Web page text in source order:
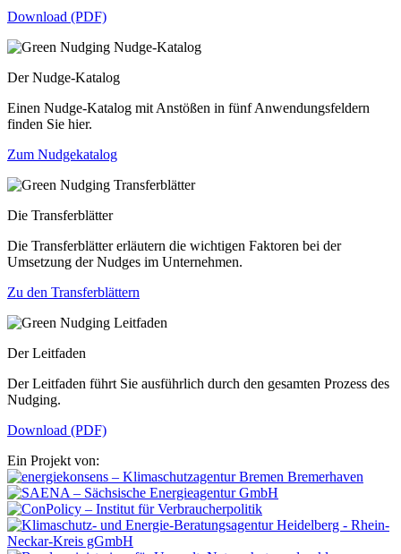
Download (PDF)
Der Nudge-Katalog
Einen Nudge-Katalog mit Anstößen in fünf Anwendungsfeldern
finden Sie hier.
Zum Nudgekatalog
Die Transferblätter
Die Transferblätter erläutern die wichtigen Faktoren bei der
Umsetzung der Nudges im Unternehmen.
Zu den Transferblättern
Der Leitfaden
Der Leitfaden führt Sie ausführlich durch den gesamten Prozess des
Nudging.
Download (PDF)
Ein Projekt von: